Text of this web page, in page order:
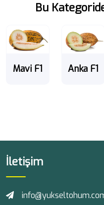
Bu
Mavi F1 Anka F1
İletişim